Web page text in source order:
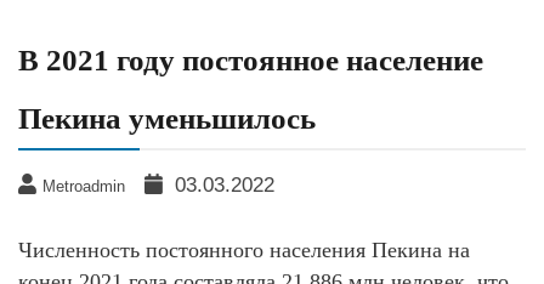
В 2021 году постоянное население
Пекина уменьшилось
Metroadmin 03.03.2022
Численность постоянного населения Пекина на